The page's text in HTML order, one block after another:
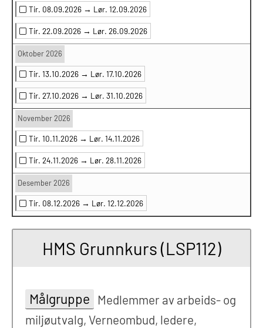
Tir. 08.09.2026 → Lør. 12.09.2026
Tir. 22.09.2026 → Lør. 26.09.2026
Oktober 2026
Tir. 13.10.2026 → Lør. 17.10.2026
Tir. 27.10.2026 → Lør. 31.10.2026
November 2026
Tir. 10.11.2026 → Lør. 14.11.2026
Tir. 24.11.2026 → Lør. 28.11.2026
Desember 2026
Tir. 08.12.2026 → Lør. 12.12.2026
HMS Grunnkurs (LSP112)
Målgruppe
Medlemmer av arbeids- og
miljøutvalg, Verneombud, ledere,